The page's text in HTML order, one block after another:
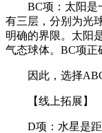
BC项：太阳是一
有三层，分别为光
明确的界限。太阳
气态球体。BC项正
因此，选择ABC
【线上拓展】
D项：水星是距